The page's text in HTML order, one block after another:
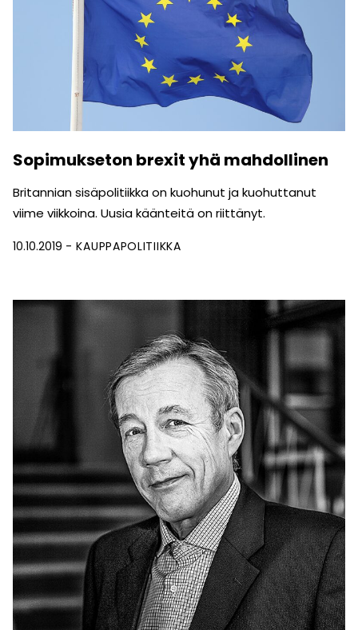
Sopimukseton brexit yhä mahdollinen
Britannian sisäpolitiikka on kuohunut ja kuohuttanut
viime viikkoina. Uusia käänteitä on riittänyt.
10.10.2019 KAUPPAPOLITIIKKA